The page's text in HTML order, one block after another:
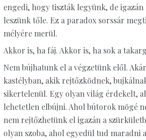
engedi, hogy tiszták legyünk, de igazán
leszünk tőle. Ez a paradox sorssár
mélyére merül.
Akkor is, ha fáj. Akkor is, ha sok a
Nem bújhatunk el a végzetünk elől.
kastélyban, akik rejtőzködnek,
sikertelenül. Egy olyan világ érdekelt,
lehetetlen elbújni. Ahol bútorok mögé
nem rejtőzhetünk el igazán a
olyan szoba, ahol egyedül tud maradni